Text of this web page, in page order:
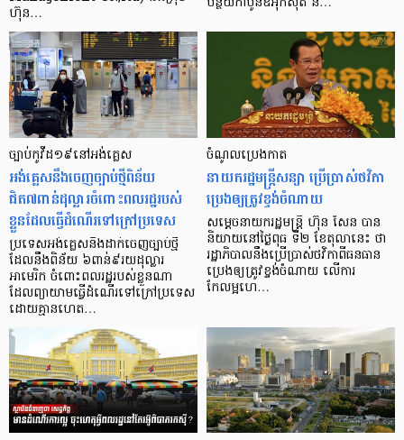
ហ៊ុន…
ច្បាប់កូវីដ១៩នៅអង់គ្លេស
អង់គ្លេសនឹងចេញច្បាប់ថ្មីពិន័យ
ជិត៧ពាន់ដុល្លារចំពោះពលរដ្ឋរបស់
ខ្លួនដែលធ្វើដំណើរទៅក្រៅប្រទេស
ប្រទេសអង់គ្លេសនឹងដាក់ចេញច្បាប់ថ្មី
ដែលនឹងពិន័យ ៦ពាន់៩រយដុល្លារ
អាមេរិក ចំពោះពលរដ្ឋរបស់ខ្លួនណា
ដែលព្យាយាមធ្វើដំណើរទៅក្រៅប្រទេស
ដោយគ្មានហេត…
ចំណូលប្រេងកាត
នាយករដ្ឋមន្រ្តីសន្យា ប្រើប្រាស់ថវិកា
ប្រេងឲ្យត្រូវខ្ទង់ចំណាយ
សម្តេចនាយករដ្ឋមន្រ្តី ហ៊ុន សែន បាន
និយាយនៅថ្ងៃពុធ ទី២ ខែតុលានេះ ថា
រដ្ឋាភិបាលនឹងប្រើប្រាស់ថវិកាពីធនធាន
ប្រេងឲ្យត្រូវខ្ទង់ចំណាយ លើការ
កែលម្អហេ…